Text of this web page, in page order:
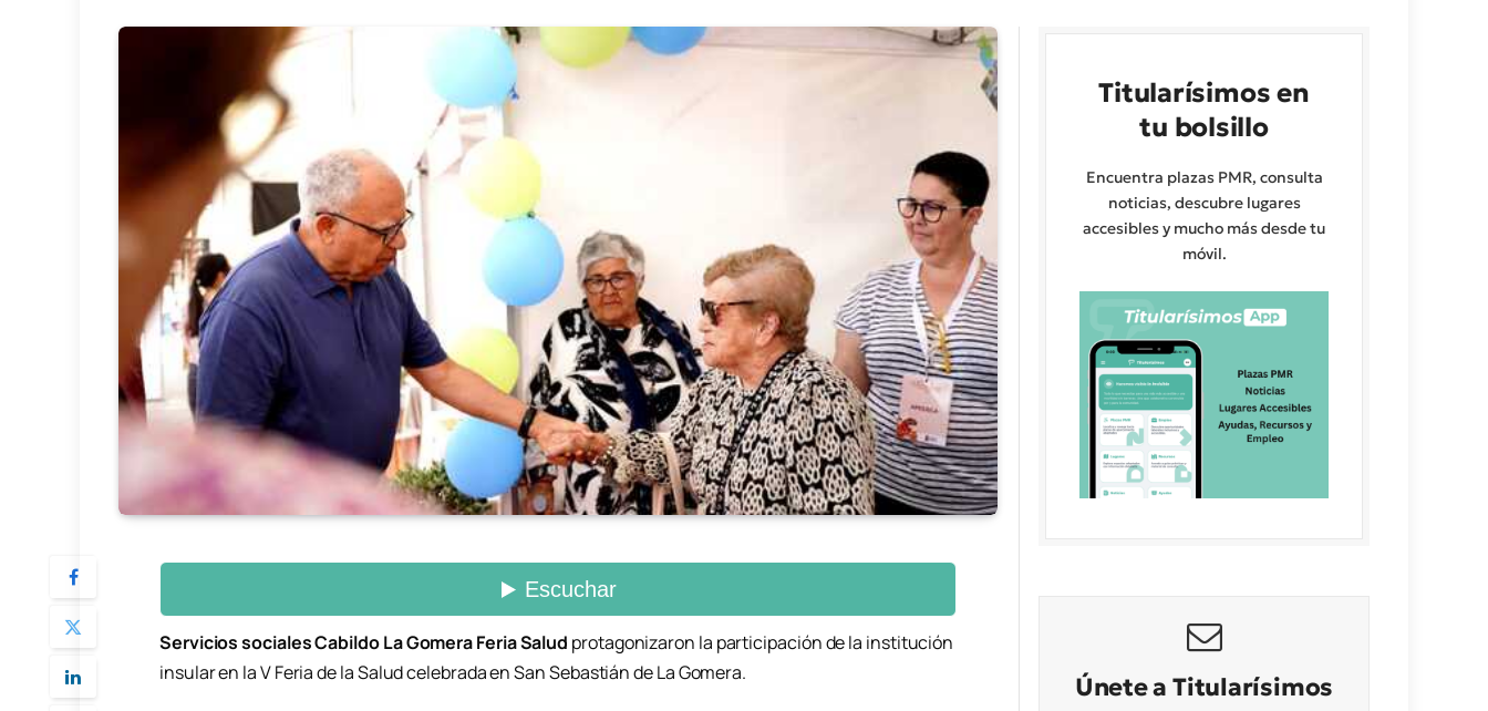
Servicios sociales Cabildo La Gomera Feria Salud protagonizaron la participación de la institución
insular en la V Feria de la Salud celebrada enSan Sebastián de La Gomera.
Titularísimos en
tu bolsillo
Encuentra plazas PMR, consulta
noticias, descubre lugares
accesibles y mucho más desde tu
móvil.
Únete a Titularísimos